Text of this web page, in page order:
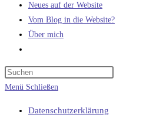
Neues auf der Website
Vom Blog in die Website?
Über mich
umschalten
Menü Schließen
Datenschutzerklärung